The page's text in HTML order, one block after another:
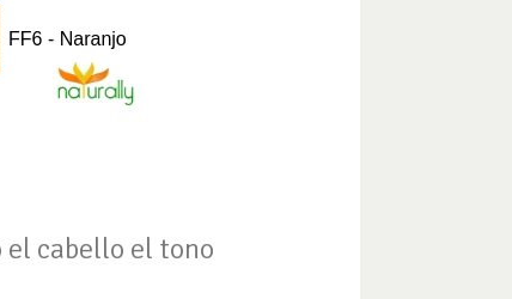
el cabello el tono